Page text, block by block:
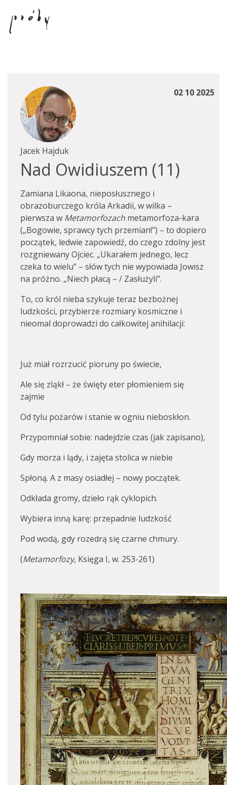
02 10 2025
Jacek Hajduk
Nad Owidiuszem (11)
Zamiana Likaona, nieposłusznego i
obrazoburczego króla Arkadii, w wilka –
pierwsza w Metamorfozach metamorfoza-kara
(„Bogowie, sprawcy tych przemian!”) – to dopiero
początek, ledwie zapowiedź, do czego zdolny jest
rozgniewany Ojciec. „Ukarałem jednego, lecz
czeka to wielu” – słów tych nie wypowiada Jowisz
na próżno. „Niech płacą – / Zasłużyli”.
To, co król nieba szykuje teraz bezbożnej
ludzkości, przybierze rozmiary kosmiczne i
nieomal doprowadzi do całkowitej anihilacji:
Już miał rozrzucić pioruny po świecie,
Ale się zląkł – że święty eter płomieniem się
zajmie
Od tylu pożarów i stanie w ogniu nieboskłon.
Przypomniał sobie: nadejdzie czas (jak zapisano),
Gdy morza i lądy, i zajęta stolica w niebie
Spłoną. A z masy osiadłej – nowy początek.
Odkłada gromy, dzieło rąk cyklopich.
Wybiera inną karę: przepadnie ludzkość
Pod wodą, gdy rozedrą się czarne chmury.
(Metamorfozy, Księga I, w. 253-261)